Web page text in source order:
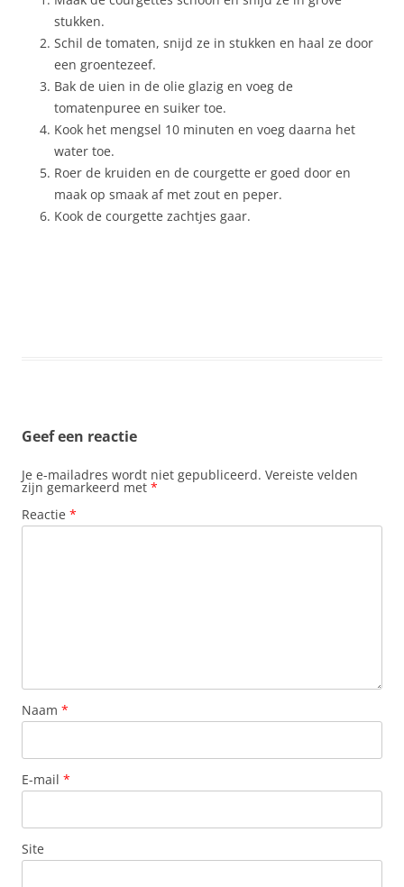
stukken.
Schil de tomaten, snijd ze in stukken en haal ze door
een groentezeef.
Bak de uien in de olie glazig en voeg de
tomatenpuree en suiker toe.
Kook het mengsel 10 minuten en voeg daarna het
water toe.
Roer de kruiden en de courgette er goed door en
maak op smaak af met zout en peper.
Kook de courgette zachtjes gaar.
Geef een reactie
Je e-mailadres wordt niet gepubliceerd. Vereiste velden
zijn gemarkeerd met *
Reactie *
Naam *
E-mail *
Site